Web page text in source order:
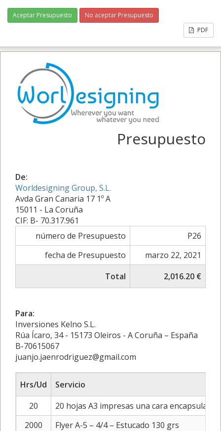
Aceptar Presupuesto
No aceptar Presupuesto
PDF
Presupuesto
De:
Worldesigning Group, S.L.
Avda Gran Canaria 17 1º A
15011 - La Coruña
CIF: B- 70.317.961
número de Presupuesto
P26
fecha de Presupuesto
marzo 22, 2021
Total
2,016.20 €
Para:
Inversiones Kelno S.L.
Rúa Ícaro, 34 - 15173 Oleiros - A Coruña – España
B-70615067
juanjo.jaenrodriguez@gmail.com
Hrs/Ud
Servicio
20
20 hojas A3 impresas una cara encapsuladas
2000
Flyer A-5 – 4/4 – Estucado 130 grs